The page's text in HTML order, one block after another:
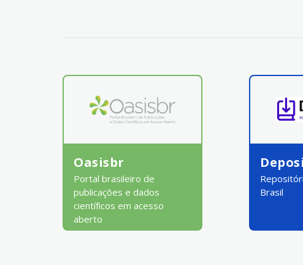
Oasisbr
Portal brasileiro de
publicações e dados
científicos em acesso
aberto
Brasil